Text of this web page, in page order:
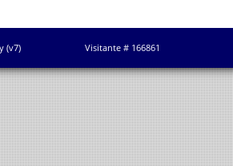
(v7) Visitante # 166861